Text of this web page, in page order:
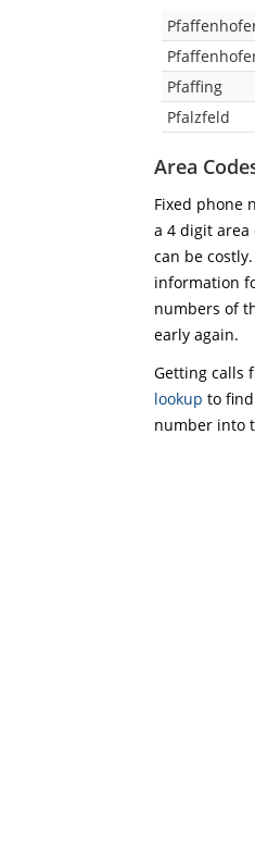
Pfaffing
Pfalzfeld
Area
Fixed phone
a 4 digit area
can be
information
numbers of
early again.
Getting calls
lookup to
number into